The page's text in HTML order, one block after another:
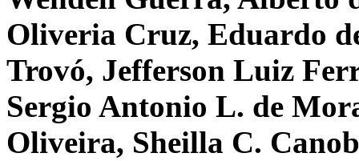
Oliveria Cruz, Eduardo
Trovó, Jefferson Luiz
Sergio Antonio L. de
Oliveira, Sheilla C.